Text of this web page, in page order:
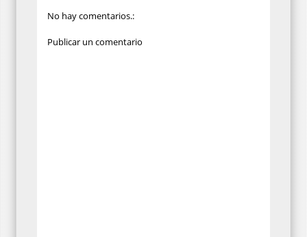
No hay comentarios.:
Publicar un comentario